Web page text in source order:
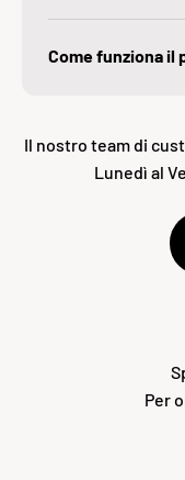
Come funziona il
Il nostro team di
Lunedì al
Per